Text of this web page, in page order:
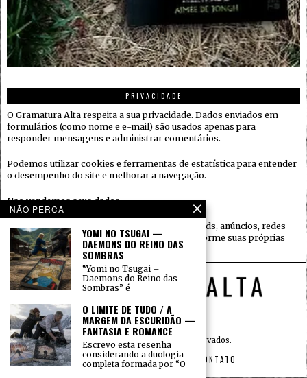
PRIVACIDADE
O Gramatura Alta respeita a sua privacidade. Dados enviados em
formulários (como nome e e-mail) são usados apenas para
responder mensagens e administrar comentários.
Podemos utilizar cookies e ferramentas de estatística para entender
o desempenho do site e melhorar a navegação.
Não vendemos seus dados.
Quando houver serviços de terceiros (ex.: embeds, anúncios, redes
sociais), eles podem coletar informações conforme suas próprias
políticas.
© 2015 — Todos os direitos reservados.
INÍCIO SOBRE PRIVACIDADE CONTATO
NÃO PERCA
YOMI NO TSUGAI —
DAEMONS DO REINO DAS
SOMBRAS
“Yomi no Tsugai –
Daemons do Reino das
Sombras” é
O LIMITE DE TUDO / A
MARGEM DA ESCURIDÃO —
FANTASIA E ROMANCE
Escrevo esta resenha
considerando a duologia
completa formada por “O